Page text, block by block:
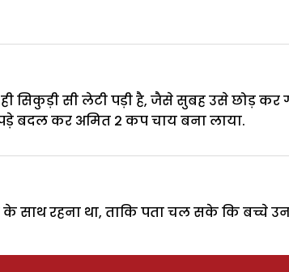
सी लेटी पड़ी है, जैसे सुबह उसे छोड़ कर
बदल कर अमित 2 कप चाय बना लाया.
साथ रहना था, ताकि पता चल सके कि बच्चे